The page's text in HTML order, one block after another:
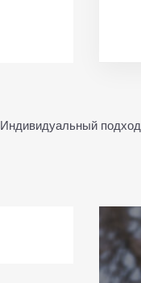
Индивидуальный подход